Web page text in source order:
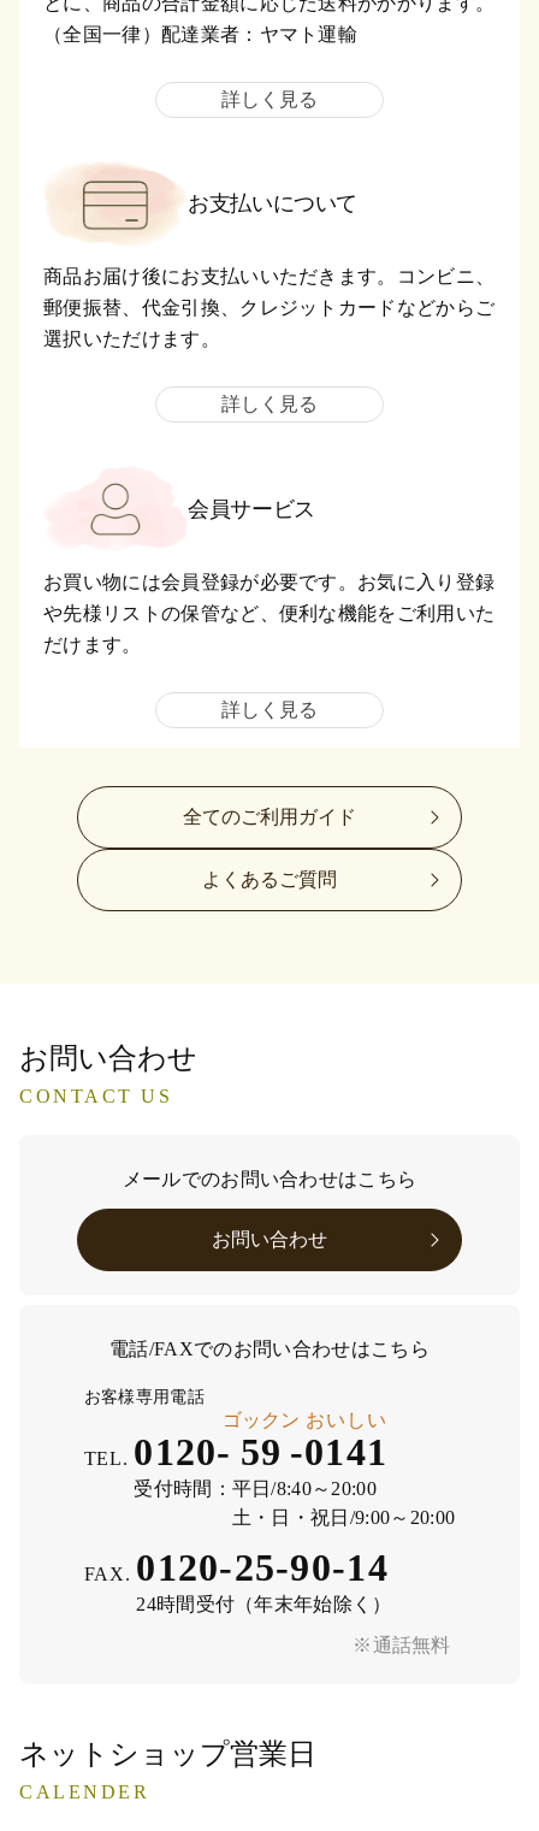
（全国一律）配達業者：ヤマト運輸
詳しく見る
お支払いについて
商品お届け後にお支払いいただきます。コンビニ、
郵便振替、代金引換、クレジットカードなどからご
選択いただけます。
詳しく見る
会員サービス
お買い物には会員登録が必要です。お気に入り登録
や先様リストの保管など、便利な機能をご利用いた
だけます。
詳しく見る
全てのご利用ガイド
よくあるご質問
お問い合わせ
CONTACT US
メールでのお問い合わせはこちら
お問い合わせ
電話/FAXでのお問い合わせはこちら
※通話無料
お客様専用電話
TEL. 0120- 59
ゴックン
-0141
おいしい
受付時間： 平日/8:40～20:00
土・日・祝日/9:00～20:00
FAX. 0120-25-90-14
24時間受付（年末年始除く）
ネットショップ営業日
CALENDER